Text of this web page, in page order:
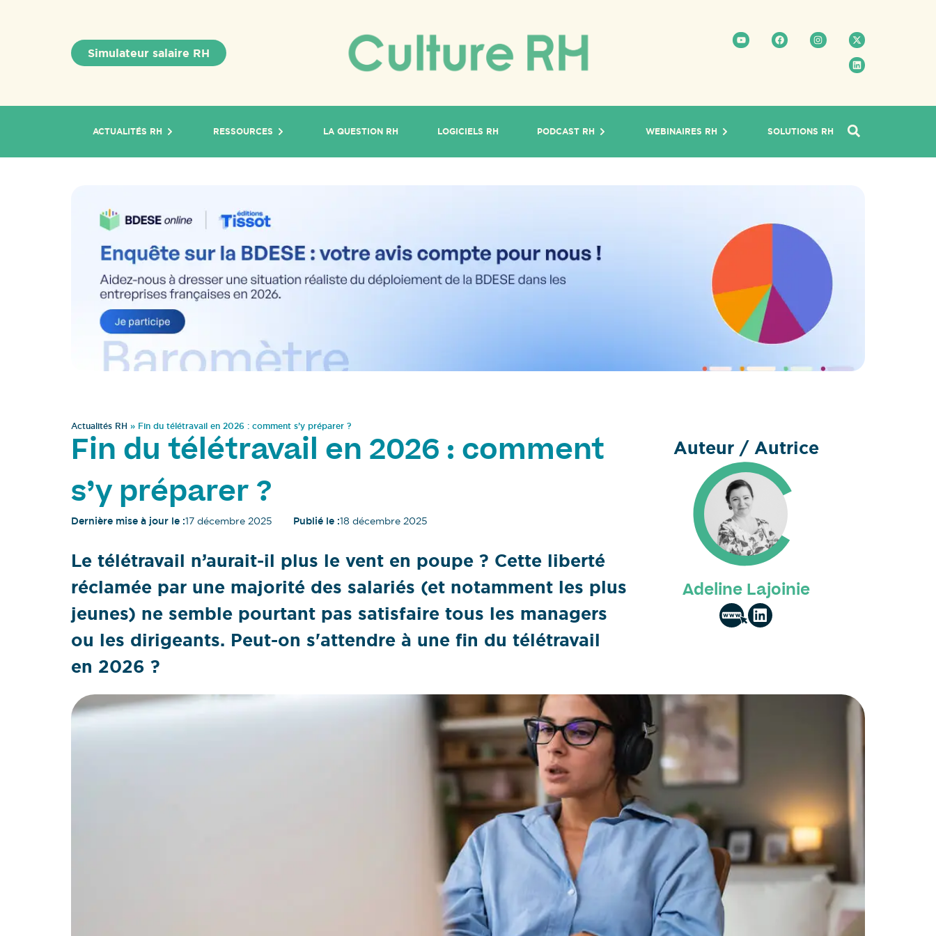
Simulateur salaire RH
ACTUALITÉS RH RESSOURCES LA QUESTION RH LOGICIELS RH PODCAST RH WEBINAIRES RH SOLUTIONS RH
Actualités RH » Fin du télétravail en 2026 : comment s’y préparer ?
Fin du télétravail en 2026 : comment
s’y préparer ?
Dernière mise à jour le :17 décembre 2025 Publié le :18 décembre 2025
Le télétravail n’aurait-il plus le vent en poupe ? Cette liberté
réclamée par une majorité des salariés (et notamment les plus
jeunes) ne semble pourtant pas satisfaire tous les managers
ou les dirigeants. Peut-on s'attendre à une fin du télétravail
en 2026 ?
Auteur / Autrice
Adeline Lajoinie